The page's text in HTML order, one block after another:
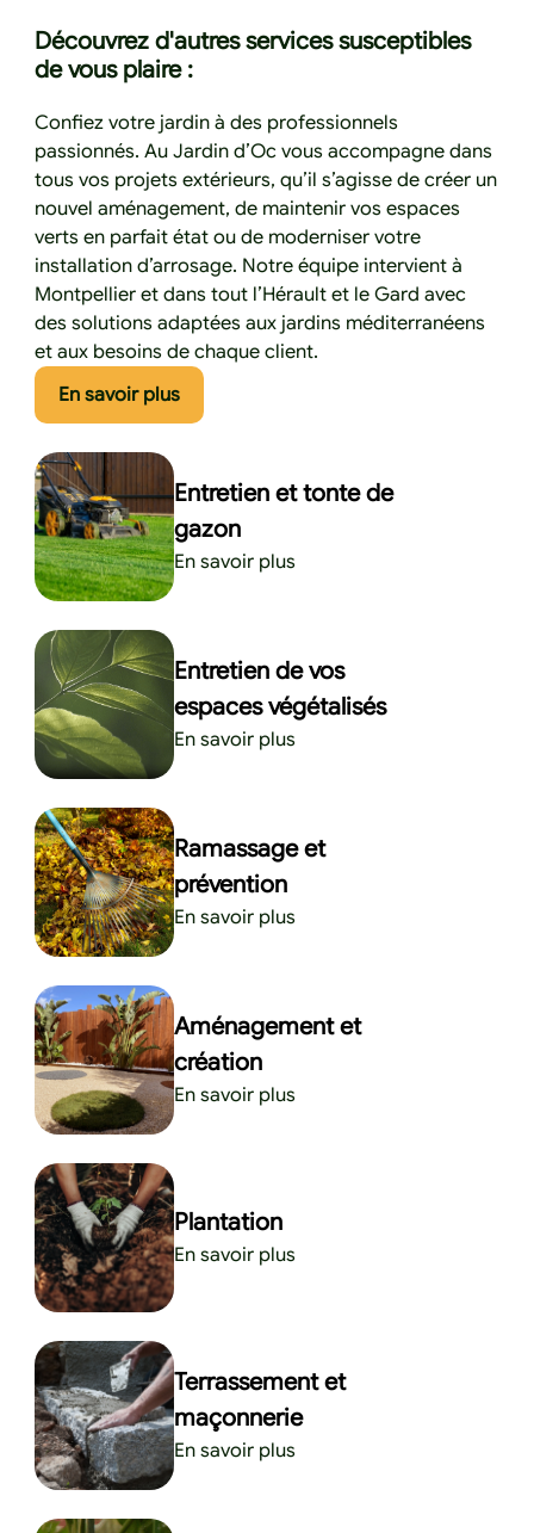
Découvrez d'autres services susceptibles
de vous plaire :
Confiez votre jardin à des professionnels
passionnés. Au Jardin d’Oc vous accompagne dans
tous vos projets extérieurs, qu’il s’agisse de créer un
nouvel aménagement, de maintenir vos espaces
verts en parfait état ou de moderniser votre
installation d’arrosage. Notre équipe intervient à
Montpellier et dans tout l’Hérault et le Gard avec
des solutions adaptées aux jardins méditerranéens
et aux besoins de chaque client.
En savoir plusCliquez ici pour en savoir plus
Entretien et tonte de
gazon
En savoir plus
Entretien de vos
espaces végétalisés
En savoir plus
Ramassage et
prévention
En savoir plus
Aménagement et
création
En savoir plus
Plantation
En savoir plus
Terrassement et
maçonnerie
En savoir plus